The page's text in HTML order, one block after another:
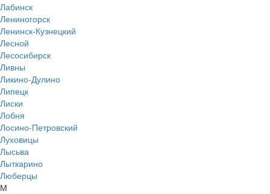
Лабинск
Лениногорск
Ленинск-Кузнецкий
Лесной
Лесосибирск
Ливны
Ликино-Дулино
Липецк
Лиски
Лобня
Лосино-Петровский
Луховицы
Лысьва
Лыткарино
Люберцы
М